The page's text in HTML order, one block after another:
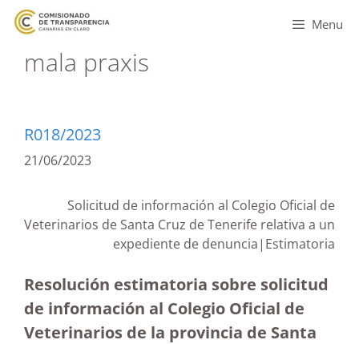
Menu
mala praxis
R018/2023
21/06/2023
Solicitud de información al Colegio Oficial de
Veterinarios de Santa Cruz de Tenerife relativa a un
expediente de denuncia|Estimatoria
Resolución estimatoria sobre solicitud
de información al Colegio Oficial de
Veterinarios de la provincia de Santa